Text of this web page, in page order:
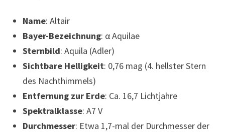
Name: Altair
Bayer-Bezeichnung: α Aquilae
Sternbild: Aquila (Adler)
Sichtbare Helligkeit: 0,76 mag (4. hellster Stern
des Nachthimmels)
Entfernung zur Erde: Ca. 16,7 Lichtjahre
Spektralklasse: A7 V
Durchmesser: Etwa 1,7-mal der Durchmesser der